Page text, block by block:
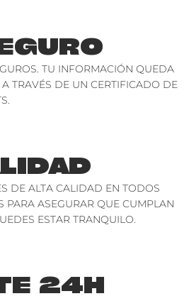
TU INFORMACIÓN QUEDA
TRAVÉS DE UN CERTIFICADO DE
DE ALTA CALIDAD EN TODOS
PARA ASEGURAR QUE CUMPLAN
ESTAR TRANQUILO.
24H